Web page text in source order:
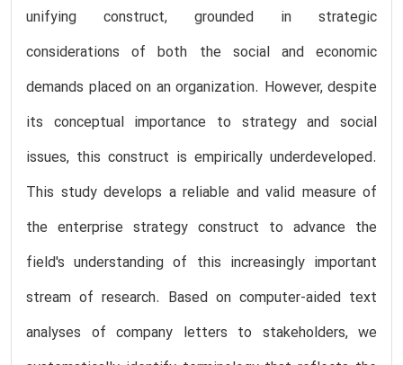
unifying construct, grounded in strategic
considerations of both the social and economic
demands placed on an organization. However, despite
its conceptual importance to strategy and social
issues, this construct is empirically underdeveloped.
This study develops a reliable and valid measure of
the enterprise strategy construct to advance the
field's understanding of this increasingly important
stream of research. Based on computer-aided text
analyses of company letters to stakeholders, we